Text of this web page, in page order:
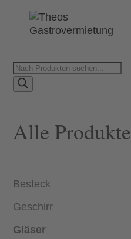
Products
search
Alle Produkte
Besteck
Geschirr
Gläser